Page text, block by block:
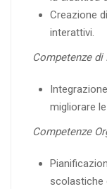
Creazione
interattivi.
Competenze
migliorare
Competenze
scolastiche